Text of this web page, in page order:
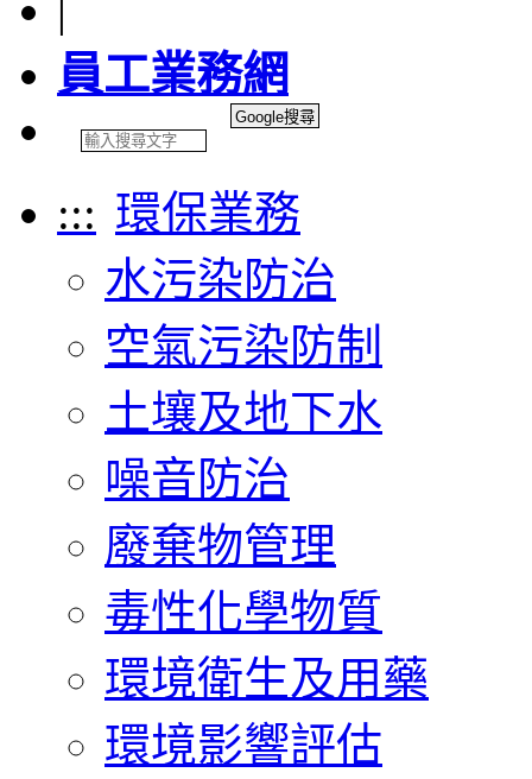
員工業務網
::: 環保業務
水污染防治
空氣污染防制
土壤及地下水
噪音防治
廢棄物管理
毒性化學物質
環境衛生及用藥
環境影響評估